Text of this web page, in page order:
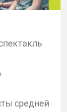
средней